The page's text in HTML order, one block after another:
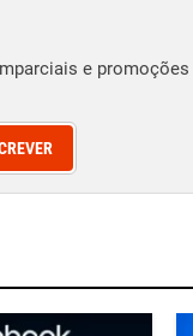
e